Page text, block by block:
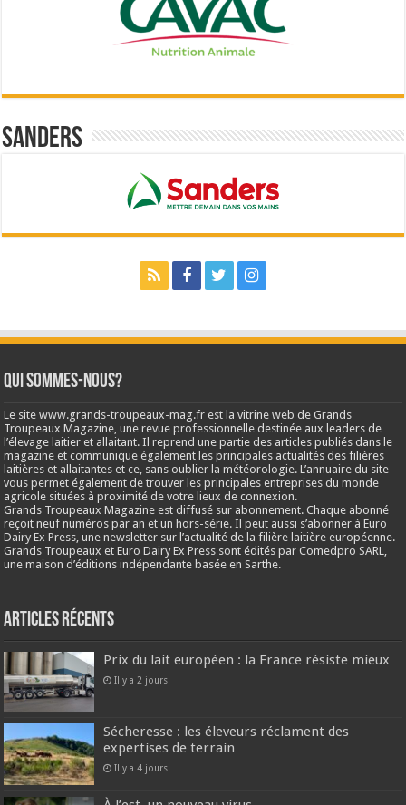
Sanders
Qui sommes-nous?
Le site www.grands-troupeaux-mag.fr est la vitrine web de Grands
Troupeaux Magazine, une revue professionnelle destinée aux leaders de
l’élevage laitier et allaitant. Il reprend une partie des articles publiés dans le
magazine et communique également les principales actualités des filières
laitières et allaitantes et ce, sans oublier la météorologie. L’annuaire du site
vous permet également de trouver les principales entreprises du monde
agricole situées à proximité de votre lieux de connexion.
Grands Troupeaux Magazine est diffusé sur abonnement. Chaque abonné
reçoit neuf numéros par an et un hors-série. Il peut aussi s’abonner à Euro
Dairy Ex Press, une newsletter sur l’actualité de la filière laitière européenne.
Grands Troupeaux et Euro Dairy Ex Press sont édités par Comedpro SARL,
une maison d’éditions indépendante basée en Sarthe.
Articles récents
Prix du lait européen : la France résiste mieux
Il y a 2 jours
Sécheresse : les éleveurs réclament des
expertises de terrain
Il y a 4 jours